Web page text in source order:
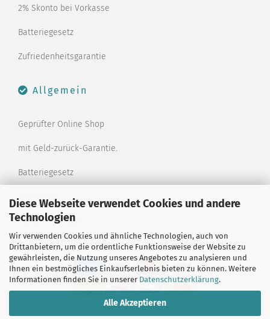
Diese Webseite verwendet Cookies und andere
Technologien
Wir verwenden Cookies und ähnliche Technologien, auch von
Drittanbietern, um die ordentliche Funktionsweise der Website zu
gewährleisten, die Nutzung unseres Angebotes zu analysieren und
Ihnen ein bestmögliches Einkaufserlebnis bieten zu können. Weitere
Informationen finden Sie in unserer Datenschutzerklärung.
Alle Akzeptieren
2% Skonto bei Vorkasse
Batteriegesetz
Zufriedenheitsgarantie
Allgemein
Geprüfter Online Shop
mit Geld-zurück-Garantie.
Batteriegesetz
Merkzettel
Kontaktformular
Alle Preise verstehen sich inklusive der gesetzlichen